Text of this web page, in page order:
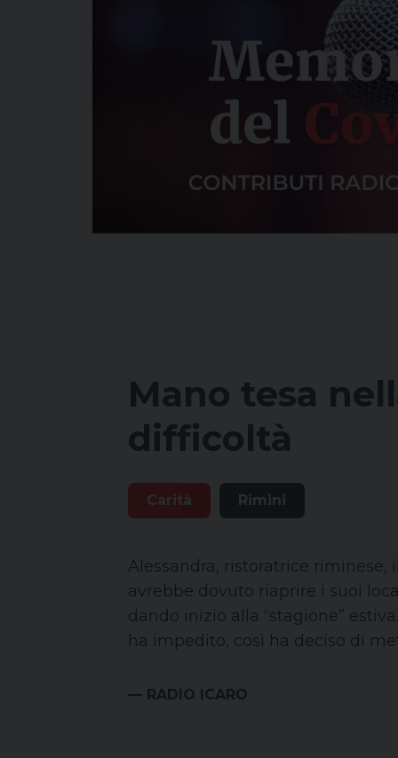
Mano tesa
difficoltà
Carità Rimini
Alessandra, ristoratrice riminese,
avrebbe dovuto riaprire i suoi
dando inizio alla “stagione”
ha impedito, così ha deciso di
— RADIO ICARO